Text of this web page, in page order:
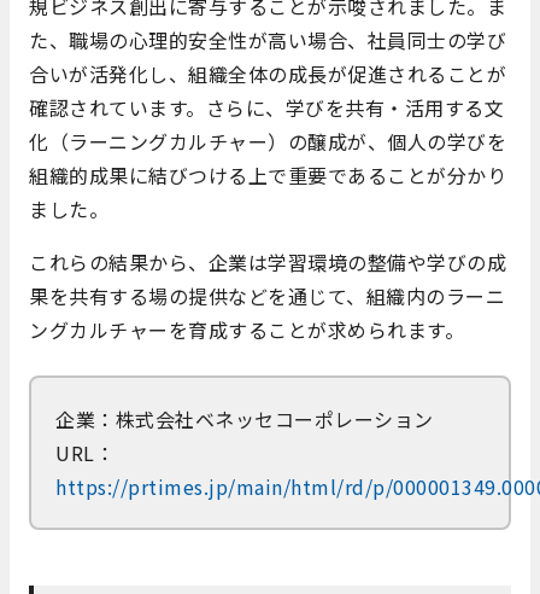
規ビジネス創出に寄与することが示唆されました。​ま
た、職場の心理的安全性が高い場合、社員同士の学び
合いが活発化し、組織全体の成長が促進されることが
確認されています。​さらに、学びを共有・活用する文
化（ラーニングカルチャー）の醸成が、個人の学びを
組織的成果に結びつける上で重要であることが分かり
ました。​
これらの結果から、企業は学習環境の整備や学びの成
果を共有する場の提供などを通じて、組織内のラーニ
ングカルチャーを育成することが求められます。
企業：株式会社ベネッセコーポレーション
URL：
https://prtimes.jp/main/html/rd/p/